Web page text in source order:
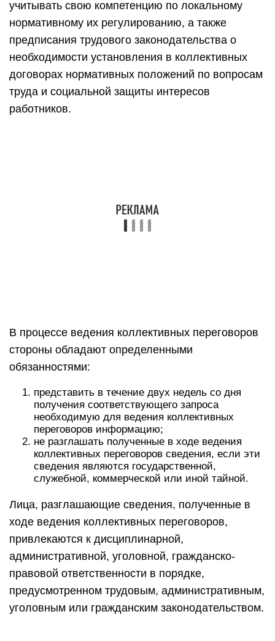
учитывать свою компетенцию по локальному
нормативному их регулированию, а также
предписания трудового законодательства о
необходимости установления в коллективных
договорах нормативных положений по вопросам
труда и социальной защиты интересов
работников.
В процессе ведения коллективных переговоров
стороны обладают определенными
обязанностями:
представить в течение двух недель со дня
получения соответствующего запроса
необходимую для ведения коллективных
переговоров информацию;
не разглашать полученные в ходе ведения
коллективных переговоров сведения, если эти
сведения являются государственной,
служебной, коммерческой или иной тайной.
Лица, разглашающие сведения, полученные в
ходе ведения коллективных переговоров,
привлекаются к дисциплинарной,
административной, уголовной, гражданско-
правовой ответственности в порядке,
предусмотренном трудовым, административным,
уголовным или гражданским законодательством.